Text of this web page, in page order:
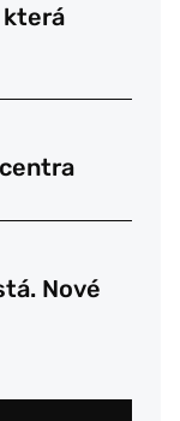
která
Nové